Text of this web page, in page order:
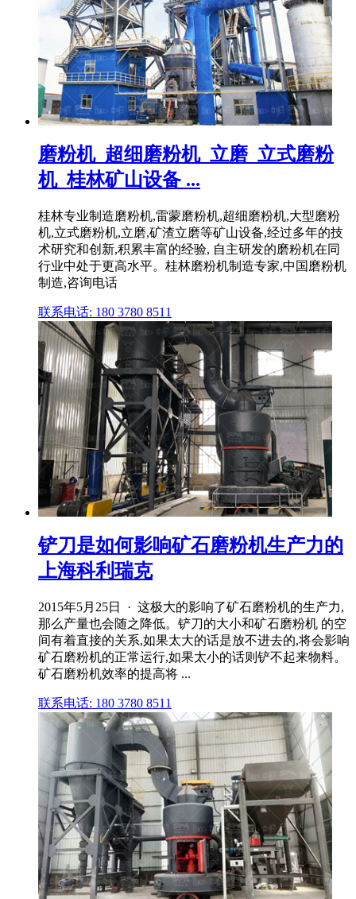
磨粉机_超细磨粉机_立磨_立式磨粉
机_桂林矿山设备 ...
桂林专业制造磨粉机,雷蒙磨粉机,超细磨粉机,大型磨粉
机,立式磨粉机,立磨,矿渣立磨等矿山设备,经过多年的技
术研究和创新,积累丰富的经验, 自主研发的磨粉机在同
行业中处于更高水平。桂林磨粉机制造专家,中国磨粉机
制造,咨询电话
联系电话: 180 3780 8511
铲刀是如何影响矿石磨粉机生产力的
上海科利瑞克
2015年5月25日 · 这极大的影响了矿石磨粉机的生产力,
那么产量也会随之降低。铲刀的大小和矿石磨粉机 的空
间有着直接的关系,如果太大的话是放不进去的,将会影响
矿石磨粉机的正常运行,如果太小的话则铲不起来物料。
矿石磨粉机效率的提高将 ...
联系电话: 180 3780 8511